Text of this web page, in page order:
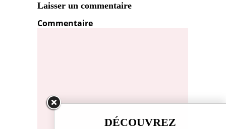
Laisser un commentaire
Commentaire
DÉCOUVREZ